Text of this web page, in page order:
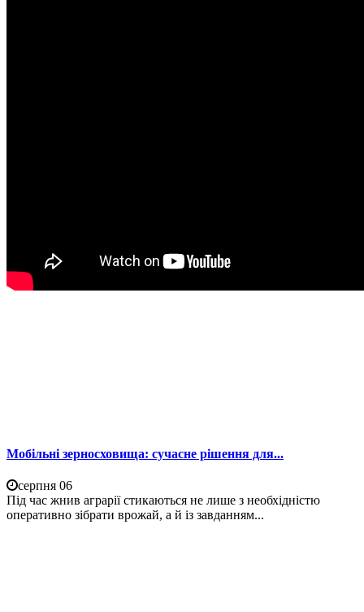
Мобільні зерносховища: сучасне рішення для...
серпня 06
Під час жнив аграрії стикаються не лише з необхідністю
оперативно зібрати врожай, а й із завданням...